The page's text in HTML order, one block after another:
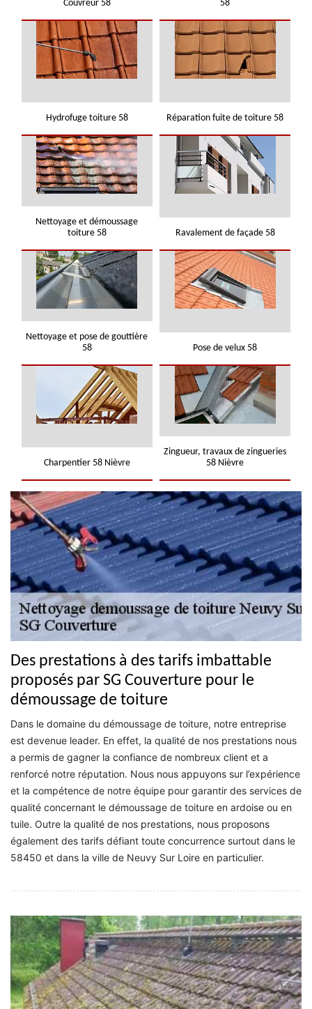
Couvreur 58
58
Hydrofuge toiture 58 Réparation fuite de toiture 58
Nettoyage et démoussage
toiture 58
Ravalement de façade 58
Nettoyage et pose de gouttière
58
Pose de velux 58
Charpentier 58 Nièvre
Zingueur, travaux de zingueries
58 Nièvre
Des prestations à des tarifs imbattable
proposés par SG Couverture pour le
démoussage de toiture
Dans le domaine du démoussage de toiture, notre entreprise
est devenue leader. En effet, la qualité de nos prestations nous
a permis de gagner la confiance de nombreux client et a
renforcé notre réputation. Nous nous appuyons sur l’expérience
et la compétence de notre équipe pour garantir des services de
qualité concernant le démoussage de toiture en ardoise ou en
tuile. Outre la qualité de nos prestations, nous proposons
également des tarifs défiant toute concurrence surtout dans le
58450 et dans la ville de Neuvy Sur Loire en particulier.